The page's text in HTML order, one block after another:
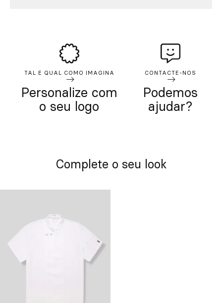
TAL E QUAL COMO IMAGINA
Personalize com
o seu logo
CONTACTE-NOS
Podemos
ajudar?
Complete o seu look